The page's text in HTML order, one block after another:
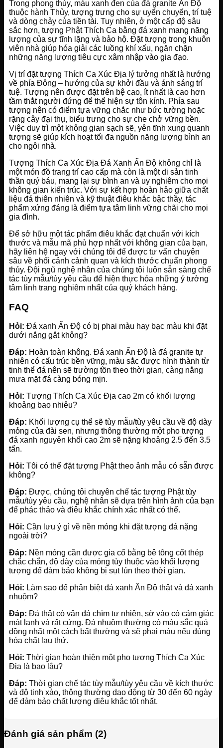
Trong phong thủy, màu xanh đen của đá granite Ấn Độ
thuộc hành Thủy, tượng trưng cho sự uyển chuyển, trí tuệ
và dòng chảy của tiền tài. Tuy nhiên, ở một cấp độ sâu
sắc hơn, tượng Phật Thích Ca bằng đá xanh mang năng
lượng của sự tĩnh lặng và bảo hộ. Đặt tượng trong khuôn
viên nhà giúp hóa giải các luồng khí xấu, ngăn chặn
những năng lượng tiêu cực xâm nhập vào gia đạo.
Vị trí đặt tượng Thích Ca Xúc Địa lý tưởng nhất là hướng
về phía Đông – hướng của sự khởi đầu và ánh sáng trí
tuệ. Tượng nên được đặt trên bệ cao, ít nhất là cao hơn
tầm thắt người đứng để thể hiện sự tôn kính. Phía sau
tượng nên có điểm tựa vững chắc như bức tường hoặc
rặng cây đại thụ, biểu trưng cho sự che chở vững bền.
Việc duy trì một không gian sạch sẽ, yên tĩnh xung quanh
tượng sẽ giúp kích hoạt tối đa nguồn năng lượng bình an
cho ngôi nhà.
Tượng Thích Ca Xúc Địa Đá Xanh Ấn Độ không chỉ là
một món đồ trang trí cao cấp mà còn là một di sản tinh
thần quý báu, mang lại sự bình an và uy nghiêm cho mọi
không gian kiến trúc. Với sự kết hợp hoàn hảo giữa chất
liệu đá thiên nhiên và kỹ thuật điêu khắc bậc thầy, tác
phẩm xứng đáng là điểm tựa tâm linh vững chãi cho mọi
gia đình.
Để sở hữu một tác phẩm điêu khắc đạt chuẩn với kích
thước và mẫu mã phù hợp nhất với không gian của bạn,
hãy liên hệ ngay với chúng tôi để được tư vấn chuyên
sâu về phối cảnh cảnh quan và kích thước chuẩn phong
thủy. Đội ngũ nghệ nhân của chúng tôi luôn sẵn sàng chế
tác tùy mẫu/tùy yêu cầu để hiện thực hóa những ý tưởng
tâm linh trang nghiêm nhất của quý khách hàng.
FAQ
Hỏi: Đá xanh Ấn Độ có bị phai màu hay bạc màu khi đặt
dưới nắng gắt không?
Đáp: Hoàn toàn không. Đá xanh Ấn Độ là đá granite tự
nhiên có cấu trúc bền vững, màu sắc được hình thành từ
tinh thể đá nên sẽ trường tồn theo thời gian, càng nắng
mưa mặt đá càng bóng mịn.
Hỏi: Tượng Thích Ca Xúc Địa cao 2m có khối lượng
khoảng bao nhiêu?
Đáp: Khối lượng cụ thể sẽ tùy mẫu/tùy yêu cầu về độ dày
mỏng của đài sen, nhưng thông thường một pho tượng
đá xanh nguyên khối cao 2m sẽ nặng khoảng 2.5 đến 3.5
tấn.
Hỏi: Tôi có thể đặt tượng Phật theo ảnh mẫu có sẵn được
không?
Đáp: Được, chúng tôi chuyên chế tác tượng Phật tùy
mẫu/tùy yêu cầu, nghệ nhân sẽ dựa trên hình ảnh của bạn
để phác thảo và điêu khắc chính xác nhất có thể.
Hỏi: Cần lưu ý gì về nền móng khi đặt tượng đá nặng
ngoài trời?
Đáp: Nền móng cần được gia cố bằng bê tông cốt thép
chắc chắn, độ dày của móng tùy thuộc vào khối lượng
tượng để đảm bảo không bị sụt lún theo thời gian.
Hỏi: Làm sao để phân biệt đá xanh Ấn Độ thật và đá xanh
nhuộm?
Đáp: Đá thật có vân đá chìm tự nhiên, sờ vào có cảm giác
mát lạnh và rất cứng. Đá nhuộm thường có màu sắc quá
đồng nhất một cách bất thường và sẽ phai màu nếu dùng
hóa chất lau thử.
Hỏi: Thời gian hoàn thiện một pho tượng Thích Ca Xúc
Địa là bao lâu?
Đáp: Thời gian chế tác tùy mẫu/tùy yêu cầu về kích thước
và độ tinh xảo, thông thường dao động từ 30 đến 60 ngày
để đảm bảo chất lượng điêu khắc tốt nhất.
Đánh giá sản phẩm (2)